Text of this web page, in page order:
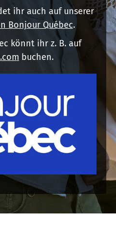
ihr auch auf unserer
Bonjour Québec.
könnt ihr z. B. auf
buchen.